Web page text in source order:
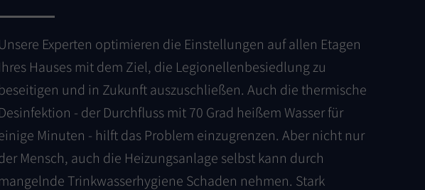
Unsere Experten optimieren die Einstellungen auf allen Etagen
Ihres Hauses mit dem Ziel, die Legionellenbesiedlung zu
beseitigen und in Zukunft auszuschließen. Auch die thermische
Desinfektion - der Durchfluss mit 70 Grad heißem Wasser für
Minuten - hilft das Problem einzugrenzen. Aber nicht nur
Mensch, auch die Heizungsanlage selbst kann durch
mangelnde Trinkwasserhygiene Schaden nehmen. Stark